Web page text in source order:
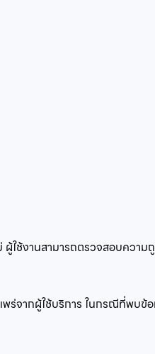
ผู้ใช้งานสามารถตรวจสอบควา
พร่จากผู้ใช้บริการ ในกรณีที่พ